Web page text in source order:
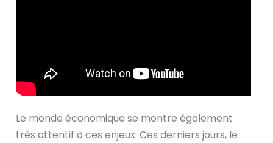
Le monde économique se montre également
très attentif à ces enjeux. Ces derniers jours, le